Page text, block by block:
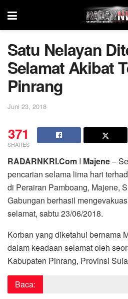
Satu Nelayan
Selamat Akibat
Pinrang
Juni 23, 2018
371
SHARES
RADARNKRI.Com I Majene–
pencarian selama lima hari
di Perairan Pamboang, Majene,
Gabungan berhasil
selamat, sabtu 23/06/2018.
Korban yang diketahui bernama
dalam keadaan selamat oleh
Kabupaten Pinrang, Provinsi
Baca: